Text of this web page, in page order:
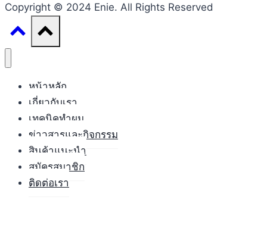
Copyright © 2024 Enie. All Rights Reserved
หน้าหลัก
เกี่ยวกับเรา
เทคนิคทำผม
ข่าวสารและกิจกรรม
สินค้าแนะนำ
สมัครสมาชิก
ติดต่อเรา